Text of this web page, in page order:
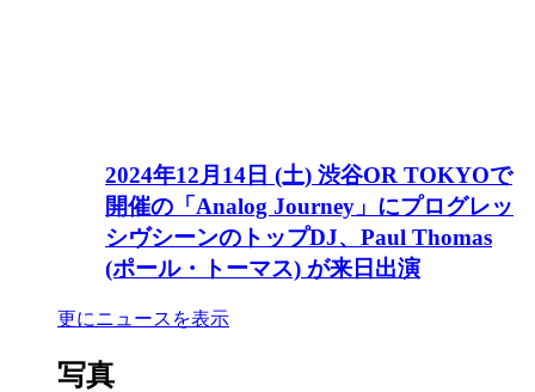
2024年12月14日 (土) 渋谷OR TOKYOで
開催の「Analog Journey」にプログレッ
シヴシーンのトップDJ、Paul Thomas
(ポール・トーマス) が来日出演
更にニュースを表示
写真